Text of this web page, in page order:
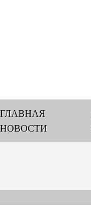
ГЛАВНАЯ
НОВОСТИ